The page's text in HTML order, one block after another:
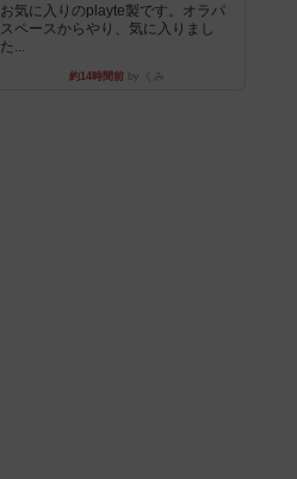
お気に入りのplayte製です。オラパ
スペースからやり、気に入りまし
た...
約14時間前 by くみ